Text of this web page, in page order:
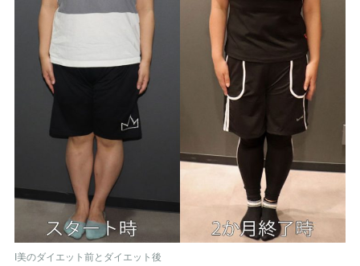
I美のダイエット前とダイエット後